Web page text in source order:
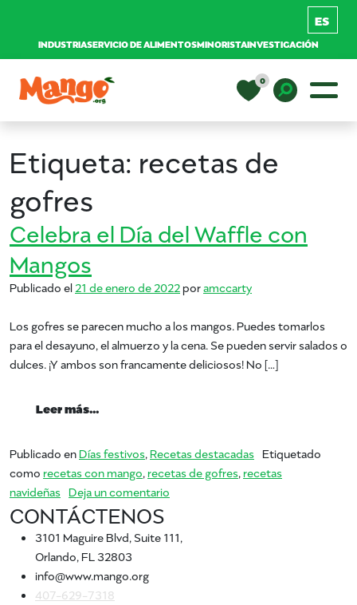
INDUSTRIASERVICIO DE ALIMENTOSMINORISTAINVESTIGACIÓN
Navegación principal
0
RECETAS
NUTRICIÓN
COMPRAR MANGOS
Etiqueta: recetas de
gofres
Celebra el Día del Waffle con
Mangos
Publicado el 21 de enero de 2022poramccarty
Los gofres se parecen mucho a los mangos. Puedes tomarlos
para el desayuno, el almuerzo y la cena. Se pueden servir salados o
dulces. ¡Y ambos son francamente deliciosos! No […]
Leer más…
Publicado enDías festivos, Recetas destacadas Etiquetado
como recetas con mango, recetas de gofres, recetas
navideñas Deja un comentario
CONTÁCTENOS
3101 Maguire Blvd, Suite 111,
Orlando, FL 32803
info@www.mango.org
407-629-7318